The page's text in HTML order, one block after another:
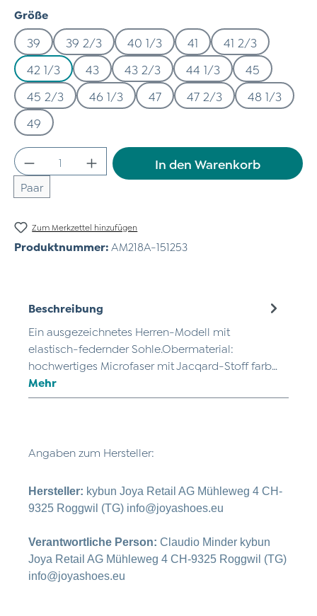
Größeauswählen
39 39 2/3 40 1/3 41
41 2/3
42 1/3
43 43 2/3 44 1/3
45
45 2/3
46 1/3 47 47 2/3
48 1/3
49
Produkt Anzahl: Gib den gewünschten
Paar
In den Warenkorb
Zum Merkzettel hinzufügen
Produktnummer: AM218A-151253
Beschreibung
Ein ausgezeichnetes Herren-Modell mit
elastisch-federnder Sohle.Obermaterial:
hochwertiges Microfaser mit Jacqard-Stoff farb…
Mehr
Angaben zum Hersteller:
Hersteller: kybun Joya Retail AG Mühleweg 4 CH-
9325 Roggwil (TG) info@joyashoes.eu
Verantwortliche Person: Claudio Minder kybun
Joya Retail AG Mühleweg 4 CH-9325 Roggwil (TG)
info@joyashoes.eu